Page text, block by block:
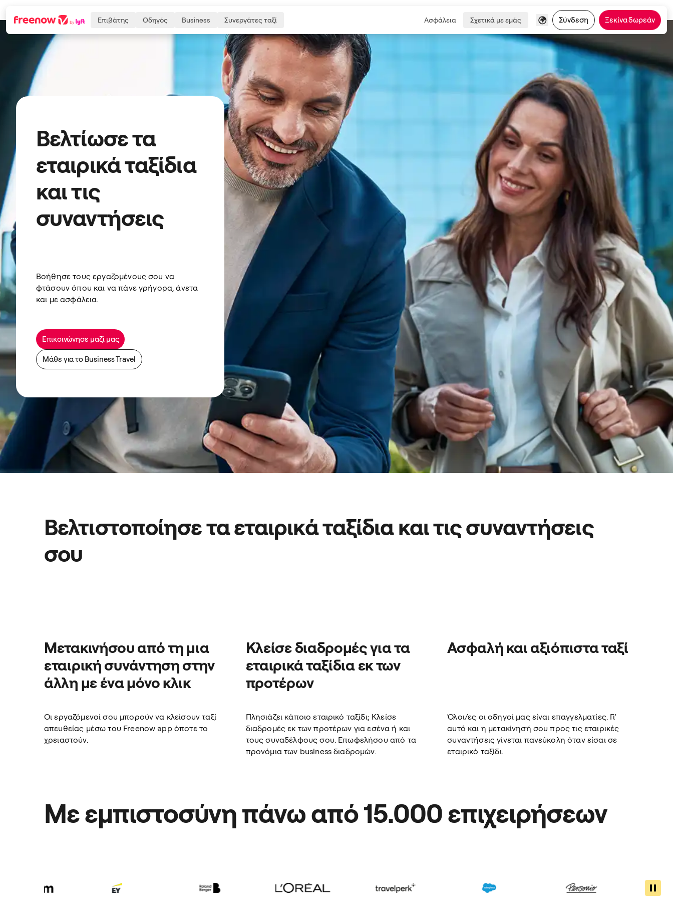
Navigation
Inhalt
Fußzeile
Επιβάτης Οδηγός Business Συνεργάτες ταξί Ασφάλεια Σχετικά με εμάς Σύνδεση Ξεκίνα δωρεάν
Βελτίωσε τα
εταιρικά ταξίδια
και τις
συναντήσεις
Βοήθησε τους εργαζομένους σου να
φτάσουν όπου και να πάνε γρήγορα, άνετα
και με ασφάλεια.
Επικοινώνησε μαζί μας
Μάθε για το Business Travel
Βελτιστοποίησε τα εταιρικά ταξίδια και τις συναντήσεις
σου
Μετακινήσου από τη μια
εταιρική συνάντηση στην
άλλη με ένα μόνο κλικ
Οι εργαζόμενοί σου μπορούν να κλείσουν ταξί
απευθείας μέσω του Freenow app όποτε το
χρειαστούν.
Κλείσε διαδρομές για τα
εταιρικά ταξίδια εκ των
προτέρων
Πλησιάζει κάποιο εταιρικό ταξίδι; Κλείσε
διαδρομές εκ των προτέρων για εσένα ή και
τους συναδέλφους σου. Επωφελήσου από τα
προνόμια των business διαδρομών.
Ασφαλή και αξιόπιστα ταξί
Όλοι/ες οι οδηγοί μας είναι επαγγελματίες. Γι'
αυτό και η μετακίνησή σου προς τις εταιρικές
συναντήσεις γίνεται πανεύκολη όταν είσαι σε
εταιρικό ταξίδι.
Με εμπιστοσύνη πάνω από 15.000 επιχειρήσεων